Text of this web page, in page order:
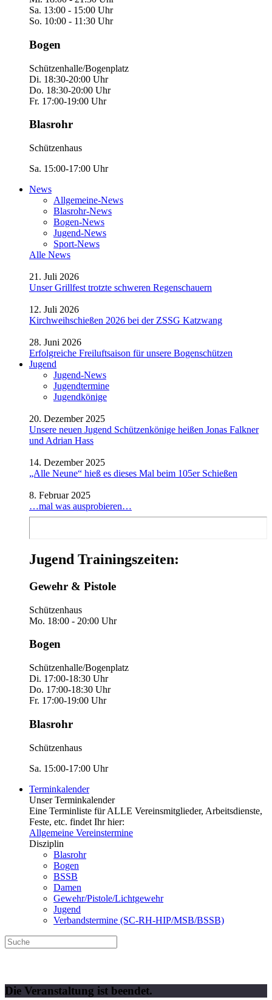
Sa. 13:00 - 15:00 Uhr
So. 10:00 - 11:30 Uhr
Bogen
Schützenhalle/Bogenplatz
Di. 18:30-20:00 Uhr
Do. 18:30-20:00 Uhr
Fr. 17:00-19:00 Uhr
Blasrohr
Schützenhaus
Sa. 15:00-17:00 Uhr
News
Allgemeine-News
Blasrohr-News
Bogen-News
Jugend-News
Sport-News
Alle News
21. Juli 2026
Unser Grillfest trotzte schweren Regenschauern
12. Juli 2026
Kirchweihschießen 2026 bei der ZSSG Katzwang
28. Juni 2026
Erfolgreiche Freiluftsaison für unsere Bogenschützen
Jugend
Jugend-News
Jugendtermine
Jugendkönige
20. Dezember 2025
Unsere neuen Jugend Schützenkönige heißen Jonas Falkner
und Adrian Hass
14. Dezember 2025
„Alle Neune“ hieß es dieses Mal beim 105er Schießen
8. Februar 2025
…mal was ausprobieren…
Jugend Trainingszeiten:
Gewehr & Pistole
Schützenhaus
Mo. 18:00 - 20:00 Uhr
Bogen
Schützenhalle/Bogenplatz
Di. 17:00-18:30 Uhr
Do. 17:00-18:30 Uhr
Fr. 17:00-19:00 Uhr
Blasrohr
Schützenhaus
Sa. 15:00-17:00 Uhr
Terminkalender
Unser Terminkalender
Eine Terminliste für ALLE Vereinsmitglieder, Arbeitsdienste,
Feste, etc. findet Ihr hier:
Allgemeine Vereinstermine
Disziplin
Blasrohr
Bogen
BSSB
Damen
Gewehr/Pistole/Lichtgewehr
Jugend
Verbandstermine (SC-RH-HIP/MSB/BSSB)
Die Veranstaltung ist beendet.